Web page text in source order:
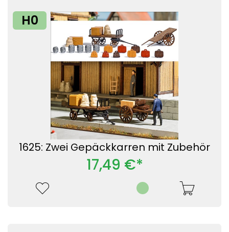
H0
1625: Zwei Gepäckkarren mit Zubehör
17,49 €*